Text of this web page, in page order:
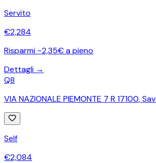
Servito
€2,284
Risparmi ~2,35€ a pieno
Dettagli →
Q8
VIA NAZIONALE PIEMONTE 7 R 17100,
Self
€2,084